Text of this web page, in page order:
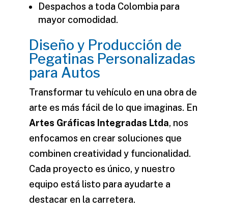
Despachos a toda Colombia para
mayor comodidad.
Diseño y Producción de
Pegatinas Personalizadas
para Autos
Transformar tu vehículo en una obra de
arte es más fácil de lo que imaginas. En
Artes Gráficas Integradas Ltda, nos
enfocamos en crear soluciones que
combinen creatividad y funcionalidad.
Cada proyecto es único, y nuestro
equipo está listo para ayudarte a
destacar en la carretera.